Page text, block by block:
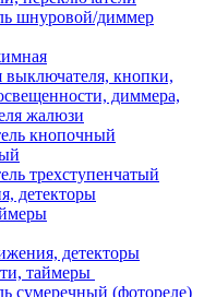
шнуровой/диммер
кнопки,
диммера,
жалюзи
кнопочный
трехступенчатый
детекторы
детекторы
таймеры
сумеречный (фотореле)